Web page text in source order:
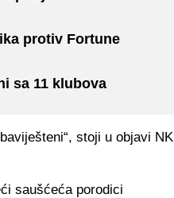
protiv Fortune
sa 11 klubova
stoji u objavi NK
saušćeća porodici